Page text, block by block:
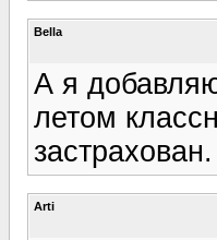
Bella
А я
летом
застрахован.
Arti